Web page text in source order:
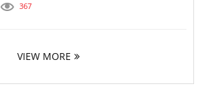
367
VIEW MORE